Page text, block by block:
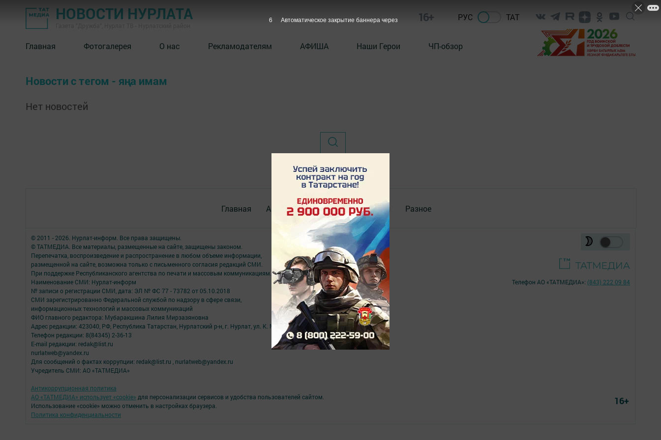
НОВОСТИ НУРЛАТА 16+ РУС ТАТ
Главная Фотогалерея О нас Рекламодателям АФИША Наши Герои ЧП-обзор
Новости с тегом - яңа имам
Нет новостей
Главная Актуальное видео Документы Разное
© 2011 - 2026. Нурлат-⁠информ. Все права защищены.
© ТАТМЕДИА. Все материалы, размещенные на сайте, защищены законом.
Перепечатка, воспроизведение и распространение в любом объеме информации,
размещенной на сайте, возможна только с письменного согласия редакций СМИ.
При поддержке Республиканского агентства по печати и массовым коммуникациям.
Наименование СМИ: Нурлат-⁠информ
№ записи о регистрации СМИ, дата: ЭЛ № ФС 77 -⁠ 73782 от 05.10.2018
СМИ зарегистрированно Федеральной службой по надзору в сфере связи,
информационных технологий и массовых коммуникаций
ФИО главного редактора: Мубаракшина Лилия Мирзазяновна
Адрес редакции: 423040, РФ, Республика Татарстан, Нурлатский р-н, г. Нурлат, ул. К. Маркса, д. 1 Г
Телефон редакции: 8(84345) 2-36-13
E-mail редакции: redak@list.ru
nurlatweb@yandex.ru
Для сообщений о фактах коррупции: redak@list.ru , nurlatweb@yandex.ru
Учредитель СМИ: АО «ТАТМЕДИА»
Антикоррупционная политика
АО «ТАТМЕДИА» использует «cookie» для персонализации сервисов и удобства пользователей сайтом.
Использование «cookie» можно отменить в настройках браузера.
Политика конфиденциальности
Телефон АО «ТАТМЕДИА»: (843) 222 09 84
16+
6 Автоматическое закрытие баннера через